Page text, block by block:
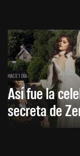
HACE 1 DÍA
Así fue la
secreta de